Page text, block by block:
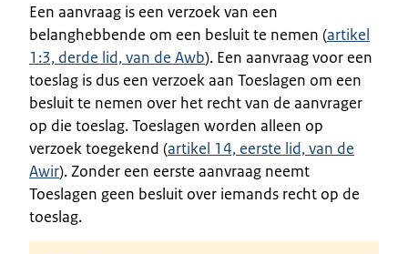
Een aanvraag is een verzoek van een
belanghebbende om een besluit te nemen (artikel
1:3, derde lid, van de Awb). Een aanvraag voor een
toeslag is dus een verzoek aan Toeslagen om een
besluit te nemen over het recht van de aanvrager
op die toeslag. Toeslagen worden alleen op
verzoek toegekend (artikel 14, eerste lid, van de
Awir). Zonder een eerste aanvraag neemt
Toeslagen geen besluit over iemands recht op de
toeslag.